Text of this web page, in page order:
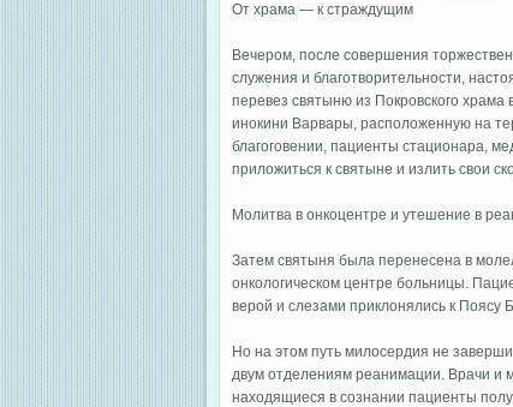
От храма — к страждущим
Вечером, после совершения
служения и благотворительности,
перевез святыню из Покровского
инокини Варвары, расположенную на
благоговении, пациенты стационара,
приложиться к святыне и излить свои
Молитва в онкоцентре и утешение в
Затем святыня была перенесена в
онкологическом центре больницы.
верой и слезами приклонялись к Поясу
Но на этом путь милосердия не
двум отделениям реанимации. Врачи и
находящиеся в сознании пациенты